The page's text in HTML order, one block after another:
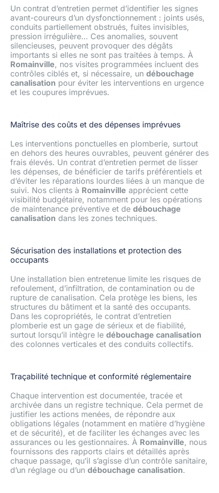
Un contrat d’entretien permet d’identifier les signes
avant-coureurs d’un dysfonctionnement : joints usés,
conduits partiellement obstrués, fuites invisibles,
pression irrégulière… Ces anomalies, souvent
silencieuses, peuvent provoquer des dégâts
importants si elles ne sont pas traitées à temps. À
Romainville, nos visites programmées incluent des
contrôles ciblés et, si nécessaire, un débouchage
canalisation pour éviter les interventions en urgence
et les coupures imprévues.
Maîtrise des coûts et des dépenses imprévues
Les interventions ponctuelles en plomberie, surtout
en dehors des heures ouvrables, peuvent générer des
frais élevés. Un contrat d’entretien permet de lisser
les dépenses, de bénéficier de tarifs préférentiels et
d’éviter les réparations lourdes liées à un manque de
suivi. Nos clients à Romainville apprécient cette
visibilité budgétaire, notamment pour les opérations
de maintenance préventive et de débouchage
canalisation dans les zones techniques.
Sécurisation des installations et protection des
occupants
Une installation bien entretenue limite les risques de
refoulement, d’infiltration, de contamination ou de
rupture de canalisation. Cela protège les biens, les
structures du bâtiment et la santé des occupants.
Dans les copropriétés, le contrat d’entretien
plomberie est un gage de sérieux et de fiabilité,
surtout lorsqu’il intègre le débouchage canalisation
des colonnes verticales et des conduits collectifs.
Traçabilité technique et conformité réglementaire
Chaque intervention est documentée, tracée et
archivée dans un registre technique. Cela permet de
justifier les actions menées, de répondre aux
obligations légales (notamment en matière d’hygiène
et de sécurité), et de faciliter les échanges avec les
assurances ou les gestionnaires. À Romainville, nous
fournissons des rapports clairs et détaillés après
chaque passage, qu’il s’agisse d’un contrôle sanitaire,
d’un réglage ou d’un débouchage canalisation.